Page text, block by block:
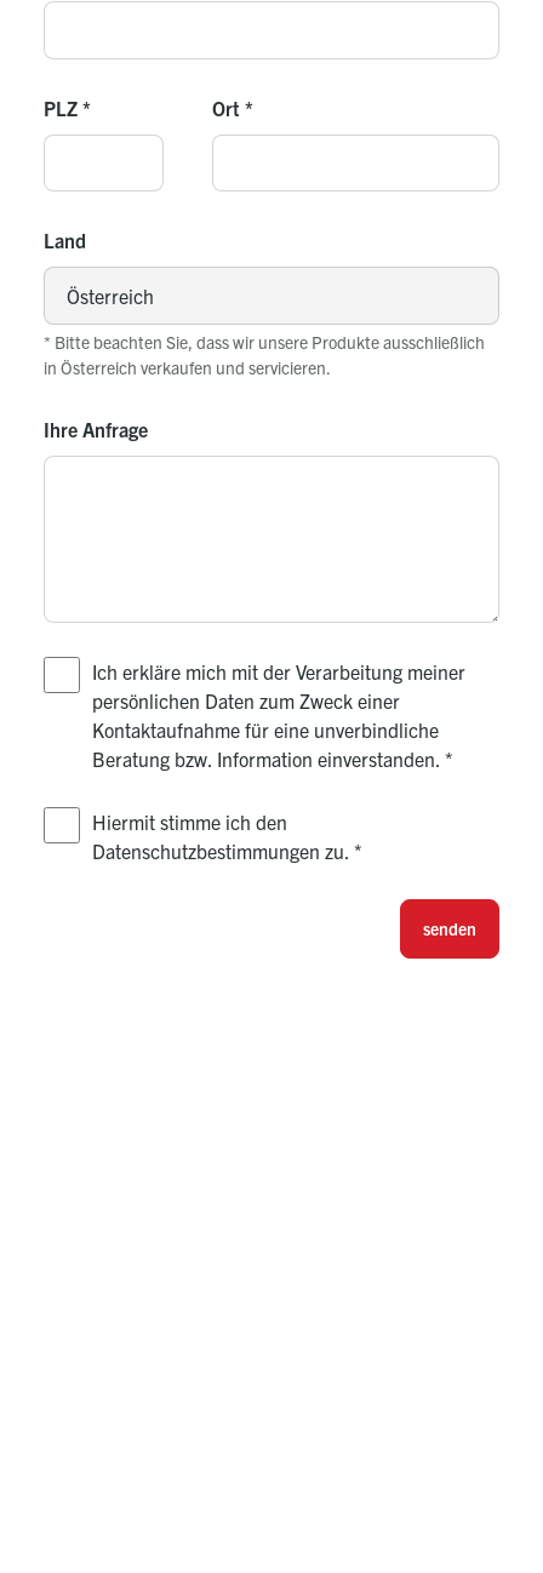
PLZ * Ort *
Land
* Bitte beachten Sie, dass wir unsere Produkte ausschließlich
in Österreich verkaufen und servicieren.
Ihre Anfrage
Ich erkläre mich mit der Verarbeitung meiner
persönlichen Daten zum Zweck einer
Kontaktaufnahme für eine unverbindliche
Beratung bzw. Information einverstanden. *
Hiermit stimme ich den
Datenschutzbestimmungen zu. *
senden